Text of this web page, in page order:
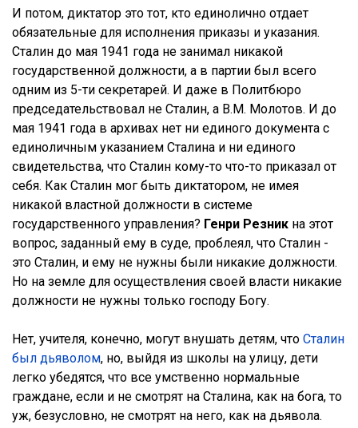
И потом, диктатор это тот, кто единолично отдает
обязательные для исполнения приказы и указания.
Сталин до мая 1941 года не занимал никакой
государственной должности, а в партии был всего
одним из 5-ти секретарей. И даже в Политбюро
председательствовал не Сталин, а В.М. Молотов. И до
мая 1941 года в архивах нет ни единого документа с
единоличным указанием Сталина и ни единого
свидетельства, что Сталин кому-то что-то приказал от
себя. Как Сталин мог быть диктатором, не имея
никакой властной должности в системе
государственного управления? Генри Резник на этот
вопрос, заданный ему в суде, проблеял, что Сталин -
это Сталин, и ему не нужны были никакие должности.
Но на земле для осуществления своей власти никакие
должности не нужны только господу Богу.
Нет, учителя, конечно, могут внушать детям, что Сталин
был дьяволом, но, выйдя из школы на улицу, дети
легко убедятся, что все умственно нормальные
граждане, если и не смотрят на Сталина, как на бога, то
уж, безусловно, не смотрят на него, как на дьявола.